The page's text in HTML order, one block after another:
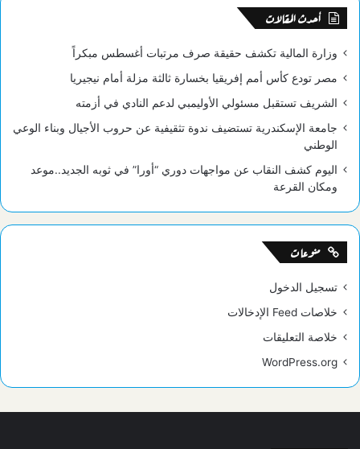
أحدث المقالات
وزارة المالية تكشف حقيقة صرف مرتبات أغسطس مبكراً
مصر تودع كأس أمم إفريقيا بخسارة ثالثة مزلة أمام نيجيريا
الشريف تستقبل مسئولي الأوليمبي لدعم النادي في أزمته
جامعة الإسكندرية تستضيف ندوة تثقيفية عن حروب الأجيال وبناء الوعي
الوطني
اليوم كشف النقاب عن مواجهات دوري “أورا” في ثوبه الجديد..موعد
ومكان القرعة
منوعات
تسجيل الدخول
خلاصات Feed الإدخالات
خلاصة التعليقات
WordPress.org